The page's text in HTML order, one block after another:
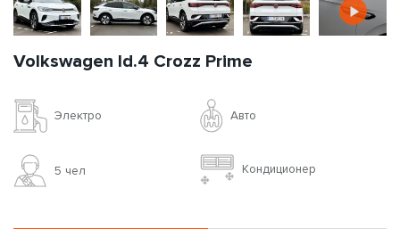
Volkswagen Id.4 Crozz Prime
Электро Авто
5 чел Кондиционер